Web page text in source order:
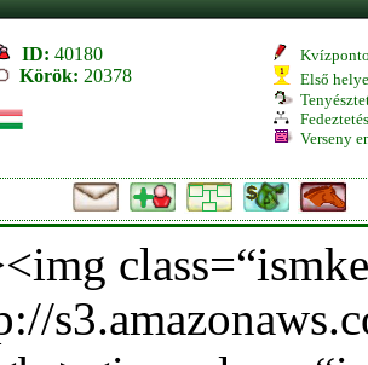
ID: 40180
Körök: 20378
Első
Verseny